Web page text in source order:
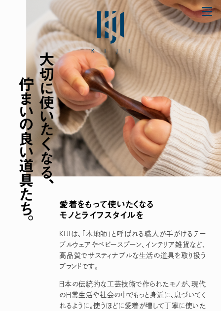
「初めてなのに上手に使えた♪」とママに大好
評のザ・ファーストスプーンほか ご購入は公式
ストア store.KIJI.online へどうぞ。
愛着をもって使いたくなる
モノとライフスタイルを
KIJIは、「木地師」と呼ばれる職人が手がけるテー
ブルウェアやベビースプーン、インテリア雑貨など、
高品質でサスティナブルな生活の道具を取り扱う
ブランドです。
日本の伝統的な工芸技術で作られたモノが、現代
の日常生活や社会の中でもっと身近に、息づいてく
れるように。使うほどに愛着が増して丁寧に使いた